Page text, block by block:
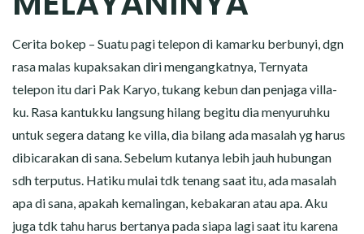
Cerita bokep – Suatu pagi telepon di kamarku berbunyi, dgn
rasa malas kupaksakan diri mengangkatnya, Ternyata
telepon itu dari Pak Karyo, tukang kebun dan penjaga villa-
ku. Rasa kantukku langsung hilang begitu dia menyuruhku
untuk segera datang ke villa, dia bilang ada masalah yg harus
dibicarakan di sana. Sebelum kutanya lebih jauh hubungan
sdh terputus. Hatiku mulai tdk tenang saat itu, ada masalah
apa di sana, apakah kemalingan, kebakaran atau apa. Aku
juga tdk tahu harus bertanya pada siapa lagi saat itu karena
CERITA SEMPROT
CERITA SPERMA
CERITA ANAK TIRI
CERITA ISTRI SELINGKUH